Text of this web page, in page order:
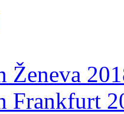
Ženeva
Frankfurt